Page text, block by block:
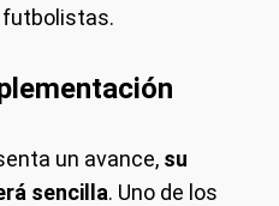
futbolistas.
un avance, su
sencilla. Uno de los